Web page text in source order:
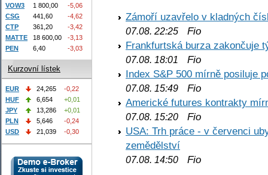
Zámoří uzavřelo v kladných
07.08. 22:25 Fio
Frankfurtská burza zakončuje
07.08. 18:01
Fio
Index S&P 500 mírně posiluje
07.08. 15:49 Fio
Americké futures kontrakty
07.08. 15:20 Fio
USA: Trh práce - v červenci
zemědělství
07.08. 14:50 Fio
VOW3 1 800,00
-5,06
CSG
441,60
-4,62
CTP
361,20
-3,42
MATTE
18 600,00
-3,13
PEN
6,40 -3,03
Kurzovní lístek
EUR 24,265
-0,22
HUF
6,654
+0,01
JPY
13,286
+0,01
PLN
5,646
-0,24
USD
21,039 -0,30